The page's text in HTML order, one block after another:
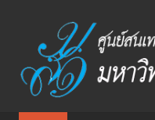
content
ศูนย์